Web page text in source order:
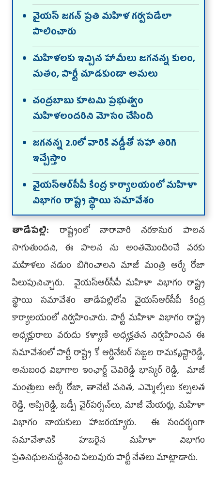
వైయ‌స్‌ జగన్‌ ప్రతి మహిళ గర్వపడేలా
పాలించారు
మహిళలకు ఇచ్చిన హామీలు జగనన్న కులం,
మతం, పార్టీ చూడకుండా అమలు
చంద్రబాబు కూటమి ప్రభుత్వం
మహిళలంద‌రిని మోసం చేసింది
జగనన్న 2.0లో వారికి వడ్డీతో సహా తిరిగి
ఇచ్చేస్తాం
వైయ‌స్ఆర్‌సీపీ కేంద్ర కార్యాల‌యంలో మహిళా
విభాగం రాష్ట్ర స్థాయి సమావేశం
తాడేపల్లి: రాష్ట్రంలో నారావారి నరకాసుర పాలన
సాగుతుంద‌ని, ఈ పాలన ను అంతమొందించే వరకు
మహిళలు న‌డుం బిగించాల‌ని మాజీ మంత్రి ఆర్కే రోజా
పిలుపునిచ్చారు. వైయ‌స్ఆర్‌సీపీ మహిళా విభాగం రాష్ట్ర
స్థాయి సమావేశం తాడేప‌ల్లిలోని వైయ‌స్ఆర్‌సీపీ కేంద్ర
కార్యాల‌యంలో నిర్వ‌హించారు. పార్టీ మహిళా విభాగం రాష్ట్ర‌
అధ్యక్షురాలు వరుదు కళ్యాణి అధ్యక్షతన నిర్వ‌హించిన ఈ
స‌మావేశంలో పార్టీ రాష్ట్ర కో ఆర్డినేటర్ సజ్జల రామకృష్ణారెడ్డి,
అనుబంధ విభాగాల ఇంఛార్జ్‌ చెవిరెడ్డి భాస్కర్ రెడ్డి, మాజీ
మంత్రులు ఆర్కే రోజా, తానేటి వనిత, ఎమ్మెల్సీలు కల్పలత
రెడ్డి, అప్పిరెడ్డి, జడ్పీ చైర్‌పర్సన్‌లు, మాజీ మేయర్లు, మహిళా
విభాగం నాయకులు హాజరయ్యారు. ఈ సందర్భంగా
సమావేశానికి హజరైన మహిళా విభాగం
ప్రతినిధులనుద్దేశించి ప‌లువురు పార్టీ నేత‌లు మాట్లాడారు.